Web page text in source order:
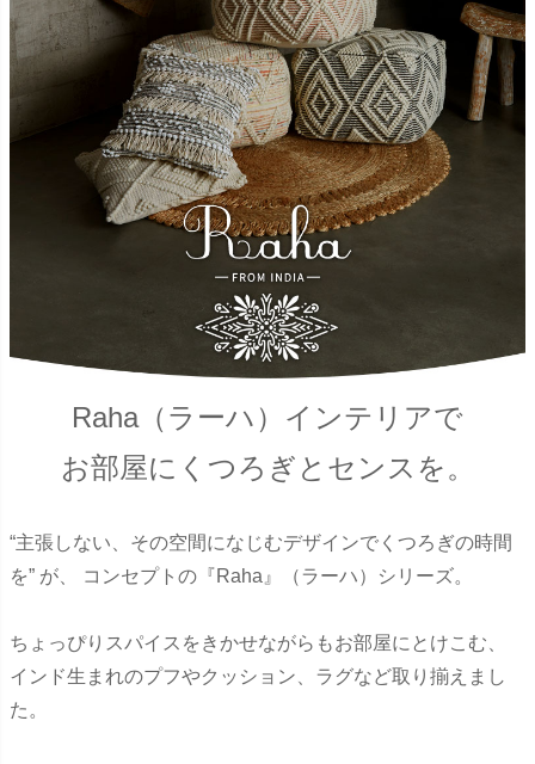
Raha（ラーハ）インテリアで
お部屋にくつろぎとセンスを。
“主張しない、その空間になじむデザインでくつろぎの時間
を” が、 コンセプトの『Raha』（ラーハ）シリーズ。
ちょっぴりスパイスをきかせながらもお部屋にとけこむ、
インド生まれのプフやクッション、ラグなど取り揃えまし
た。